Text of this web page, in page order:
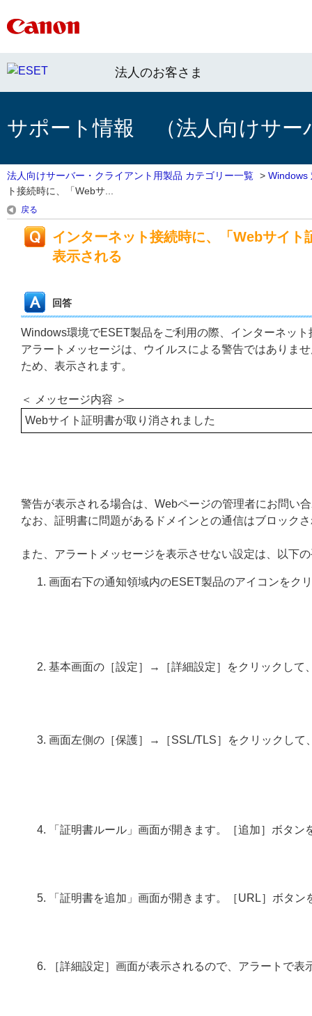
法人のお客さま
サポート情報 （法人向けサー
法人向けサーバー・クライアント用製品 カテゴリー一覧 > Windows
ト接続時に、「Webサ...
戻る
インターネット接続時に、「Webサイ
表示される
回答
Windows環境でESET製品をご利用の際、インターネッ
アラートメッセージは、ウイルスによる警告ではありま
ため、表示されます。
＜ メッセージ内容 ＞
Webサイト証明書が取り消されました
警告が表示される場合は、Webページの管理者にお問い
なお、証明書に問題があるドメインとの通信はブロック
また、アラートメッセージを表示させない設定は、以下
画面右下の通知領域内のESET製品のアイコンをク
基本画面の［設定］→［詳細設定］をクリックして
画面左側の［保護］→［SSL/TLS］をクリックして
「証明書ルール」画面が開きます。［追加］ボタン
「証明書を追加」画面が開きます。［URL］ボタン
［詳細設定］画面が表示されるので、アラートで